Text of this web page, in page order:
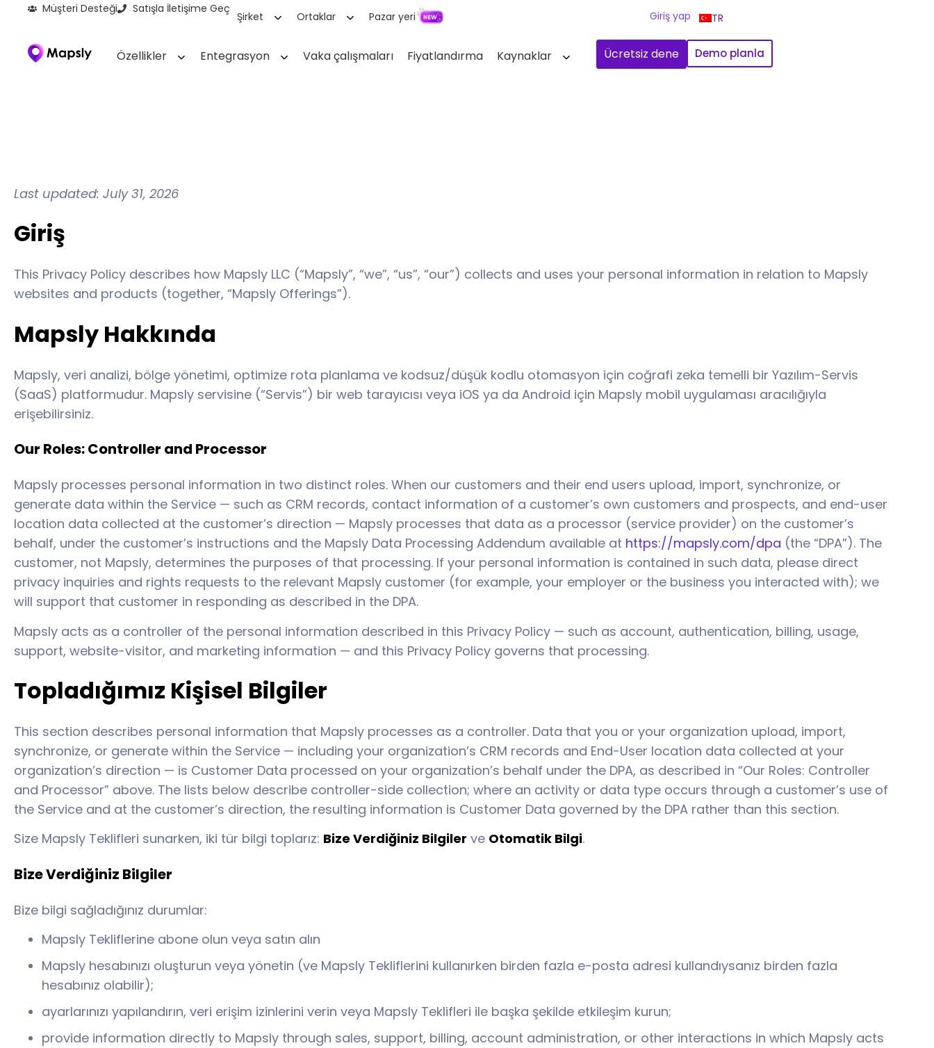
Müşteri Desteği Satışla İletişime Geç
Şirket Ortaklar Pazar yeri Giriş yap TR
Özellikler Entegrasyon Vaka çalışmaları Fiyatlandırma Kaynaklar Ücretsiz dene Demo planla
Last updated: July 31, 2026
Giriş
This Privacy Policy describes how Mapsly LLC (“Mapsly”, “we”, “us”, “our”) collects and uses your personal information in relation to Mapsly
websites and products (together, “Mapsly Offerings”).
Mapsly Hakkında
Mapsly, veri analizi, bölge yönetimi, optimize rota planlama ve kodsuz/düşük kodlu otomasyon için coğrafi zeka temelli bir Yazılım-Servis
(SaaS) platformudur. Mapsly servisine (“Servis”) bir web tarayıcısı veya iOS ya da Android için Mapsly mobil uygulaması aracılığıyla
erişebilirsiniz.
Our Roles: Controller and Processor
Mapsly processes personal information in two distinct roles. When our customers and their end users upload, import, synchronize, or
generate data within the Service — such as CRM records, contact information of a customer’s own customers and prospects, and end-user
location data collected at the customer’s direction — Mapsly processes that data as a processor (service provider) on the customer’s
behalf, under the customer’s instructions and the Mapsly Data Processing Addendum available at https://mapsly.com/dpa (the “DPA”). The
customer, not Mapsly, determines the purposes of that processing. If your personal information is contained in such data, please direct
privacy inquiries and rights requests to the relevant Mapsly customer (for example, your employer or the business you interacted with); we
will support that customer in responding as described in the DPA.
Mapsly acts as a controller of the personal information described in this Privacy Policy — such as account, authentication, billing, usage,
support, website-visitor, and marketing information — and this Privacy Policy governs that processing.
Topladığımız Kişisel Bilgiler
This section describes personal information that Mapsly processes as a controller. Data that you or your organization upload, import,
synchronize, or generate within the Service — including your organization’s CRM records and End-User location data collected at your
organization’s direction — is Customer Data processed on your organization’s behalf under the DPA, as described in “Our Roles: Controller
and Processor” above. The lists below describe controller-side collection; where an activity or data type occurs through a customer’s use of
the Service and at the customer’s direction, the resulting information is Customer Data governed by the DPA rather than this section.
Size Mapsly Teklifleri sunarken, iki tür bilgi toplarız: Bize Verdiğiniz Bilgiler ve Otomatik Bilgi.
Bize Verdiğiniz Bilgiler
Bize bilgi sağladığınız durumlar:
Mapsly Tekliflerine abone olun veya satın alın
Mapsly hesabınızı oluşturun veya yönetin (ve Mapsly Tekliflerini kullanırken birden fazla e-posta adresi kullandıysanız birden fazla
hesabınız olabilir);
ayarlarınızı yapılandırın, veri erişim izinlerini verin veya Mapsly Teklifleri ile başka şekilde etkileşim kurun;
provide information directly to Mapsly through sales, support, billing, account administration, or other interactions in which Mapsly acts